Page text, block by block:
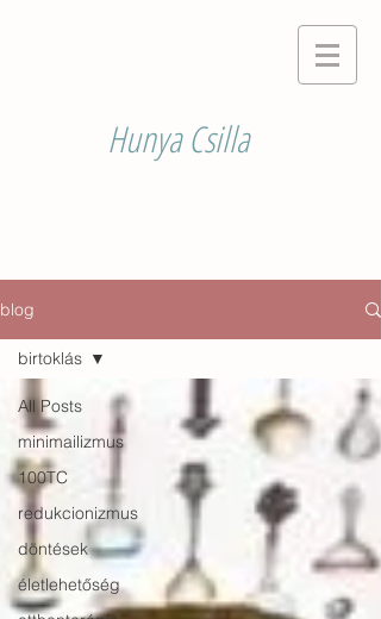
Hunya Csilla
blog
All Posts
minimailizmus
100TC
redukcionizmus
döntések
életlehetőség
birtoklás